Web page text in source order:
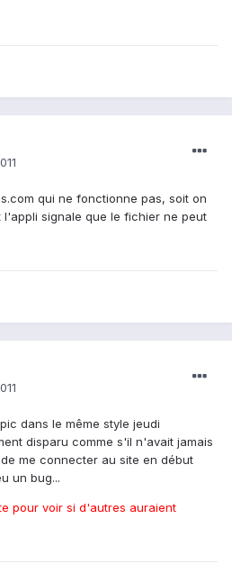
qui ne fonctionne pas, soit on
l'appli signale que le fichier ne peut
dans le même style jeudi
disparu comme s'il n'avait jamais
me connecter au site en début
un bug...
pour voir si d'autres auraient